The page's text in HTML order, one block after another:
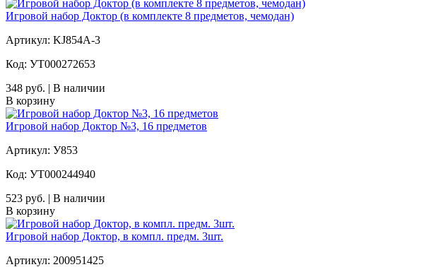
Игровой набор Доктор (в комплекте 8 предметов, чемодан)
Артикул: KJ854A-3
Код: УТ000272653
348 руб. | В наличии
В корзину
Игровой набор Доктор №3, 16 предметов
Артикул: У853
Код: УТ000244940
523 руб. | В наличии
В корзину
Игровой набор Доктор, в компл. предм. 3шт.
Артикул: 200951425